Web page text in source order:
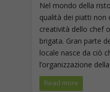
Nel mondo della
qualità dei piatti non
creatività dello chef
brigata. Gran parte
locale nasce da ciò
l’organizzazione
Read more